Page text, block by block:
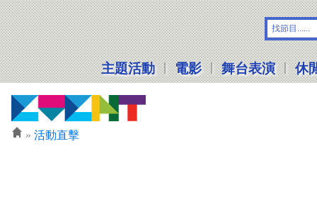
主題活動 | 電影 | 舞台表演 | 休
» 活動直擊